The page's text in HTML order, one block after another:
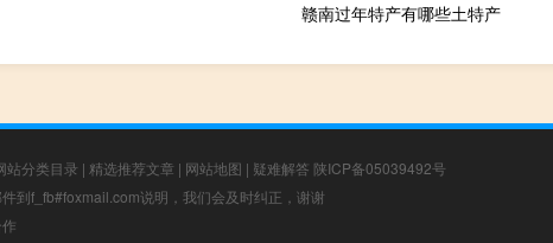
赣南过年特产有哪些土特产
站分类目录 | 精选推荐文章 | 网站地图 | 疑难解答 陕ICP备05039492号
到f_fb#foxmail.com说明，我们会及时纠正，谢谢